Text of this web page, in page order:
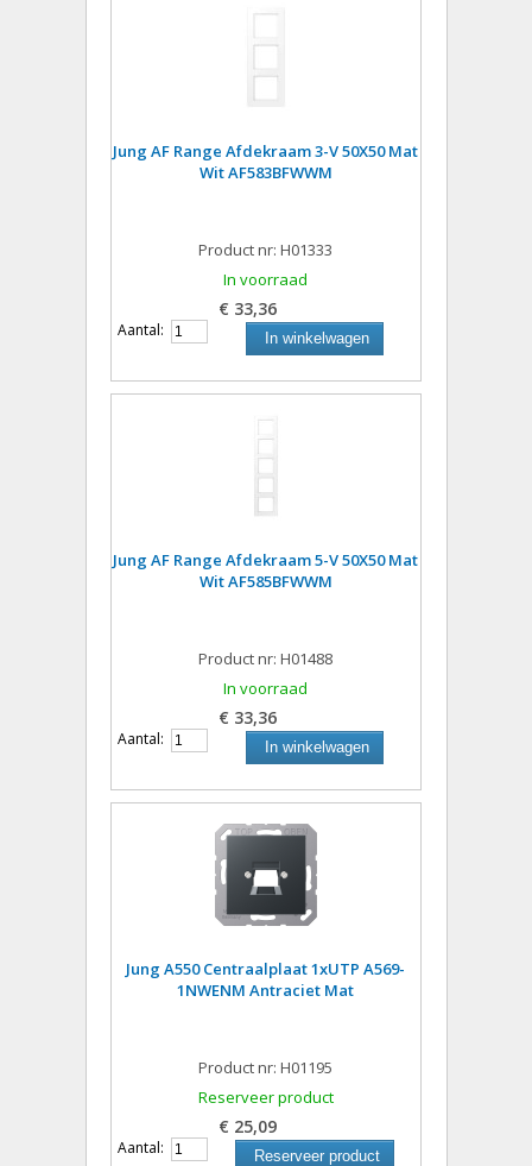
Jung AF Range Afdekraam 3-V 50X50 Mat
Wit AF583BFWWM
Product nr: H01333
In voorraad
€ 33,36
Aantal: In winkelwagen
Jung AF Range Afdekraam 5-V 50X50 Mat
Wit AF585BFWWM
Product nr: H01488
In voorraad
€ 33,36
Aantal: In winkelwagen
Jung A550 Centraalplaat 1xUTP A569-
1NWENM Antraciet Mat
Product nr: H01195
Reserveer product
€ 25,09
Aantal: Reserveer product